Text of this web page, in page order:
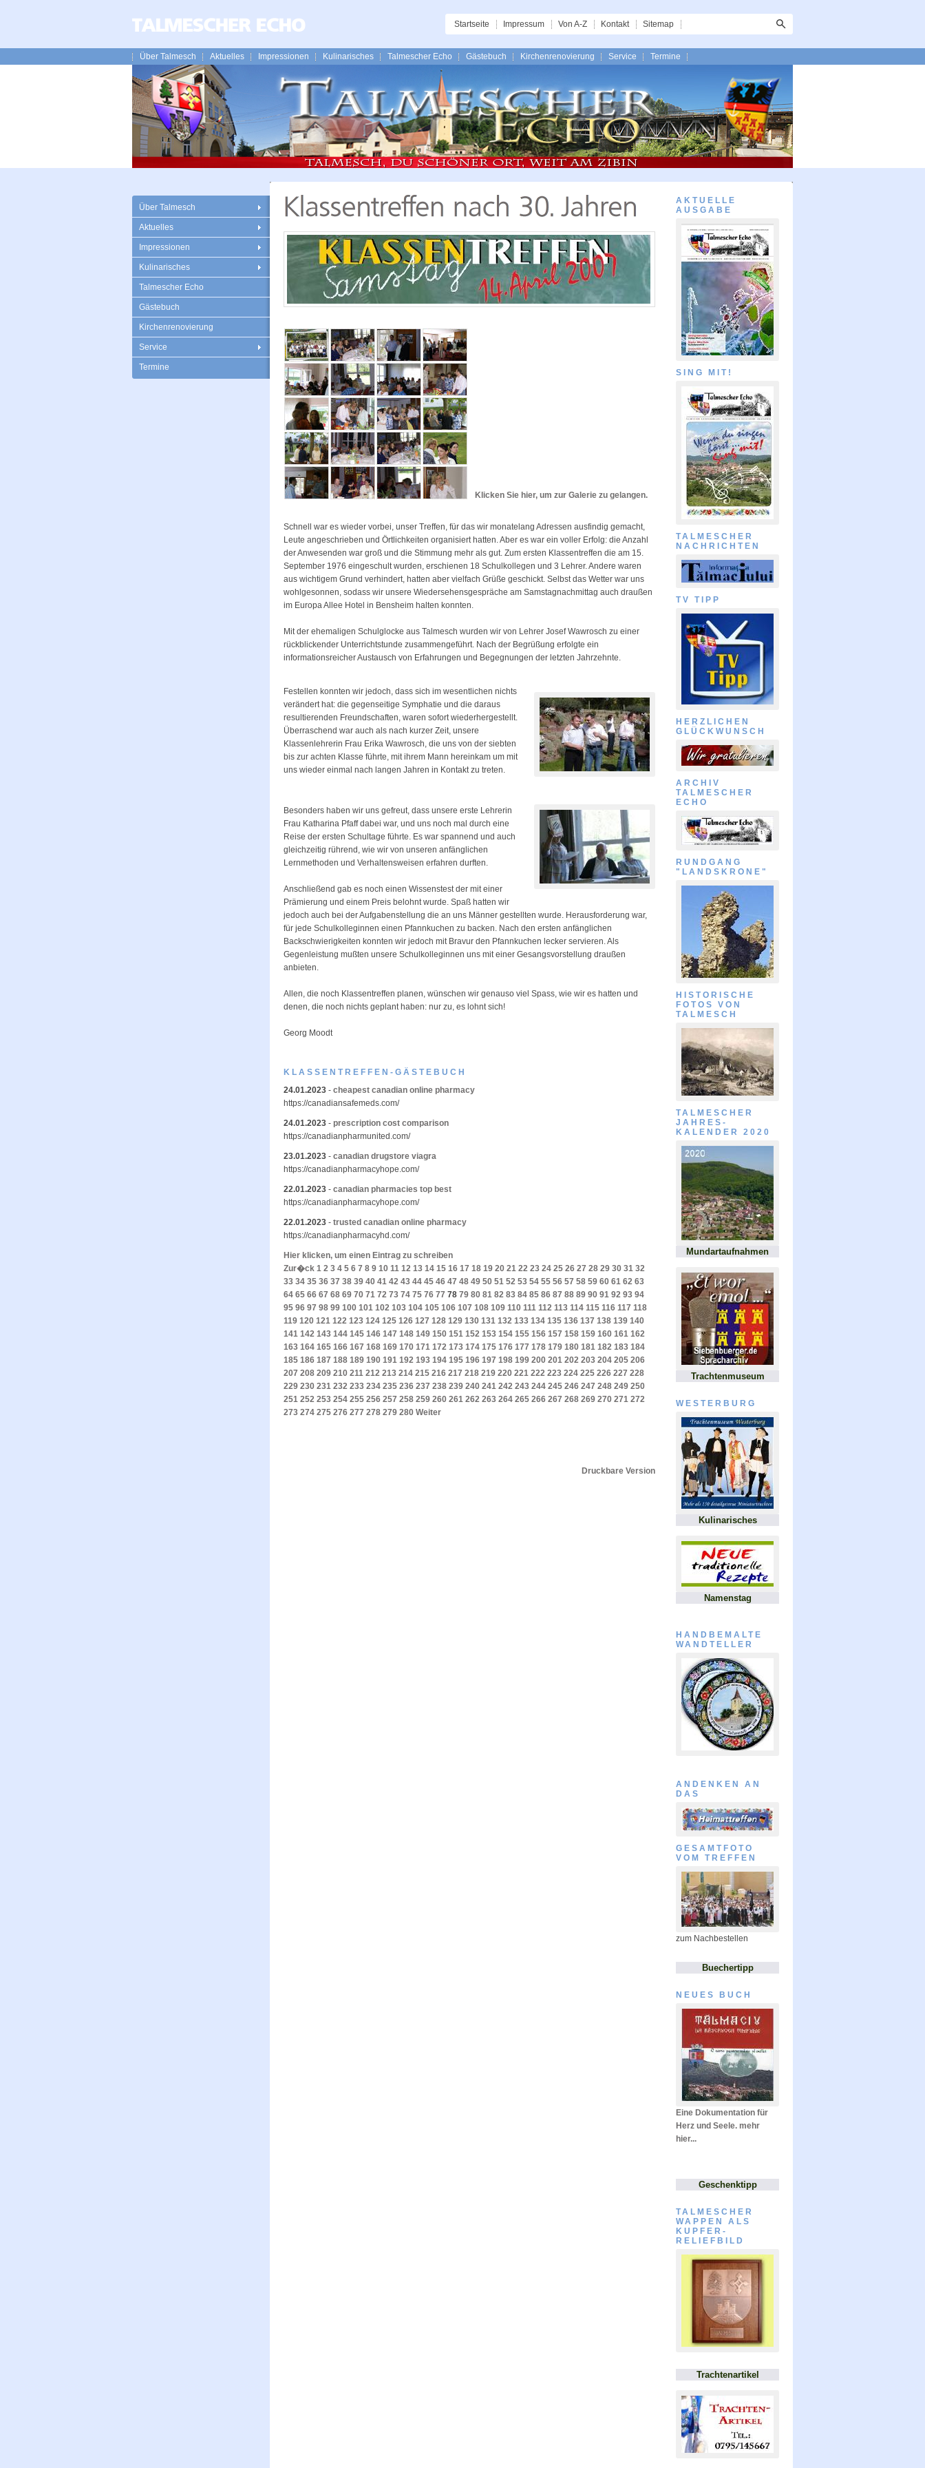
Sitemap
Kontakt
Von A-Z
Impressum
Startseite
Über Talmesch Aktuelles Impressionen Kulinarisches Talmescher Echo Gästebuch Kirchenrenovierung Service Termine
Über Talmesch
Aktuelles
Impressionen
Kulinarisches
Talmescher Echo
Gästebuch
Kirchenrenovierung
Service
Termine
Klicken Sie hier, um zur Galerie zu gelangen.
Schnell war es wieder vorbei, unser Treffen, für das wir monatelang Adressen ausfindig gemacht,
Leute angeschrieben und Örtlichkeiten organisiert hatten. Aber es war ein voller Erfolg: die Anzahl
der Anwesenden war groß und die Stimmung mehr als gut. Zum ersten Klassentreffen die am 15.
September 1976 eingeschult wurden, erschienen 18 Schulkollegen und 3 Lehrer. Andere waren
aus wichtigem Grund verhindert, hatten aber vielfach Grüße geschickt. Selbst das Wetter war uns
wohlgesonnen, sodass wir unsere Wiedersehensgespräche am Samstagnachmittag auch draußen
im Europa Allee Hotel in Bensheim halten konnten.
Mit der ehemaligen Schulglocke aus Talmesch wurden wir von Lehrer Josef Wawrosch zu einer
rückblickender Unterrichtstunde zusammengeführt. Nach der Begrüßung erfolgte ein
informationsreicher Austausch von Erfahrungen und Begegnungen der letzten Jahrzehnte.
Festellen konnten wir jedoch, dass sich im wesentlichen nichts
verändert hat: die gegenseitige Symphatie und die daraus
resultierenden Freundschaften, waren sofort wiederhergestellt.
Überraschend war auch als nach kurzer Zeit, unsere
Klassenlehrerin Frau Erika Wawrosch, die uns von der siebten
bis zur achten Klasse führte, mit ihrem Mann hereinkam um mit
uns wieder einmal nach langen Jahren in Kontakt zu treten.
Besonders haben wir uns gefreut, dass unsere erste Lehrerin
Frau Katharina Pfaff dabei war, und uns noch mal durch eine
Reise der ersten Schultage führte. Es war spannend und auch
gleichzeitig rührend, wie wir von unseren anfänglichen
Lernmethoden und Verhaltensweisen erfahren durften.
Anschließend gab es noch einen Wissenstest der mit einer
Prämierung und einem Preis belohnt wurde. Spaß hatten wir
jedoch auch bei der Aufgabenstellung die an uns Männer gestellten wurde. Herausforderung war,
für jede Schulkolleginnen einen Pfannkuchen zu backen. Nach den ersten anfänglichen
Backschwierigkeiten konnten wir jedoch mit Bravur den Pfannkuchen lecker servieren. Als
Gegenleistung mußten unsere Schulkolleginnen uns mit einer Gesangsvorstellung draußen
anbieten.
Allen, die noch Klassentreffen planen, wünschen wir genauso viel Spass, wie wir es hatten und
denen, die noch nichts geplant haben: nur zu, es lohnt sich!
Georg Moodt
KLASSENTREFFEN-GÄSTEBUCH
24.01.2023 - cheapest canadian online pharmacy
https://canadiansafemeds.com/
24.01.2023 - prescription cost comparison
https://canadianpharmunited.com/
23.01.2023 - canadian drugstore viagra
https://canadianpharmacyhope.com/
22.01.2023 - canadian pharmacies top best
https://canadianpharmacyhope.com/
22.01.2023 - trusted canadian online pharmacy
https://canadianpharmacyhd.com/
Hier klicken, um einen Eintrag zu schreiben
Zur�ck 1 2 3 4 5 6 7 8 9 10 11 12 13 14 15 16 17 18 19 20 21 22 23 24 25 26 27 28 29 30 31 32
33 34 35 36 37 38 39 40 41 42 43 44 45 46 47 48 49 50 51 52 53 54 55 56 57 58 59 60 61 62 63
64 65 66 67 68 69 70 71 72 73 74 75 76 77 78 79 80 81 82 83 84 85 86 87 88 89 90 91 92 93 94
95 96 97 98 99 100 101 102 103 104 105 106 107 108 109 110 111 112 113 114 115 116 117 118
119 120 121 122 123 124 125 126 127 128 129 130 131 132 133 134 135 136 137 138 139 140
141 142 143 144 145 146 147 148 149 150 151 152 153 154 155 156 157 158 159 160 161 162
163 164 165 166 167 168 169 170 171 172 173 174 175 176 177 178 179 180 181 182 183 184
185 186 187 188 189 190 191 192 193 194 195 196 197 198 199 200 201 202 203 204 205 206
207 208 209 210 211 212 213 214 215 216 217 218 219 220 221 222 223 224 225 226 227 228
229 230 231 232 233 234 235 236 237 238 239 240 241 242 243 244 245 246 247 248 249 250
251 252 253 254 255 256 257 258 259 260 261 262 263 264 265 266 267 268 269 270 271 272
273 274 275 276 277 278 279 280 Weiter
Druckbare Version
AKTUELLE
AUSGABE
SING MIT!
TALMESCHER
NACHRICHTEN
TV TIPP
HERZLICHEN
GLÜCKWUNSCH
ARCHIV
TALMESCHER
ECHO
RUNDGANG
"LANDSKRONE"
HISTORISCHE
FOTOS VON
TALMESCH
TALMESCHER
JAHRES-
KALENDER 2020
Mundartaufnahmen
Trachtenmuseum
WESTERBURG
Kulinarisches
Namenstag
HANDBEMALTE
WANDTELLER
ANDENKEN AN
DAS
GESAMTFOTO
VOM TREFFEN
zum Nachbestellen
Buechertipp
NEUES BUCH
Eine Dokumentation für
Herz und Seele. mehr
hier...
Geschenktipp
TALMESCHER
WAPPEN ALS
KUPFER-
RELIEFBILD
Trachtenartikel